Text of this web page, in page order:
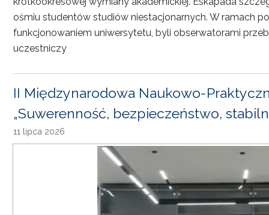
ośmiu studentów studiów niestacjonarnych. W ramach
funkcjonowaniem uniwersytetu, byli obserwatorami
uczestniczy
II Międzynarodowa Naukowo-
„Suwerenność, bezpieczeństwo,
11 lipca 2026